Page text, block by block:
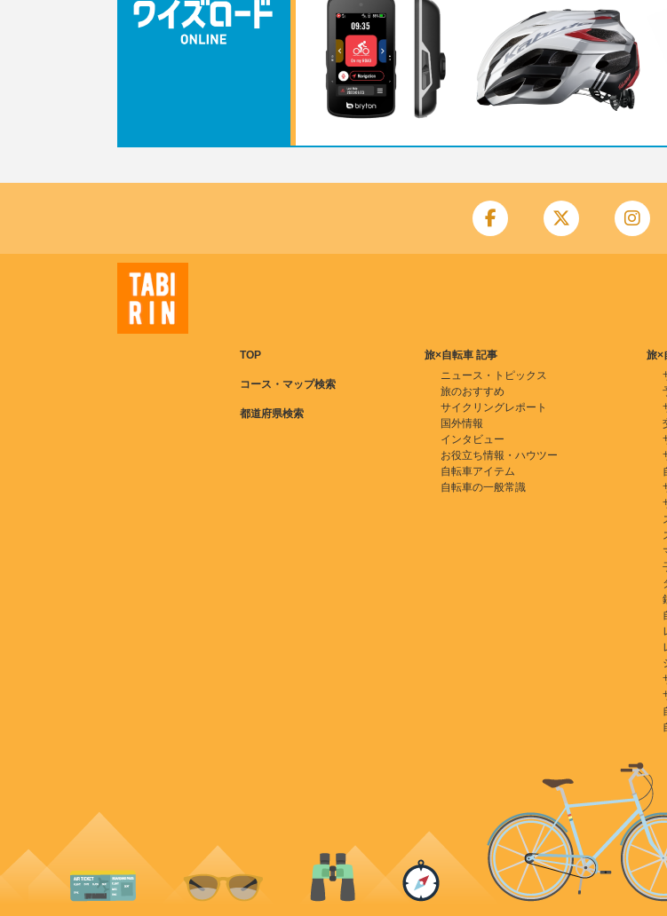
TOP
コース・マップ検索
都道府県検索
旅×自転車 記事
ニュース・トピックス
旅のおすすめ
サイクリングレポート
国外情報
インタビュー
お役立ち情報・ハウツー
自転車アイテム
自転車の一般常識
旅×